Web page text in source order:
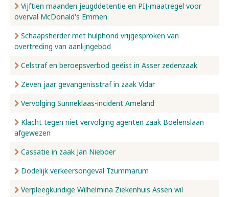
Vijftien maanden jeugddetentie en PIJ-maatregel voor
overval McDonald's Emmen
Schaapsherder met hulphond vrijgesproken van
overtreding van aanlijngebod
Celstraf en beroepsverbod geëist in Asser zedenzaak
Zeven jaar gevangenisstraf in zaak Vidar
Vervolging Sunneklaas-incident Ameland
Klacht tegen niet vervolging agenten zaak Boelenslaan
afgewezen
Cassatie in zaak Jan Nieboer
Dodelijk verkeersongeval Tzummarum
Verpleegkundige Wilhelmina Ziekenhuis Assen wil